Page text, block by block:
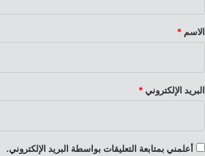
*
الاسم *
البريد الإلكتروني *
أعلمني بمتابعة التعليقات بواسطة البريد الإلكتروني.